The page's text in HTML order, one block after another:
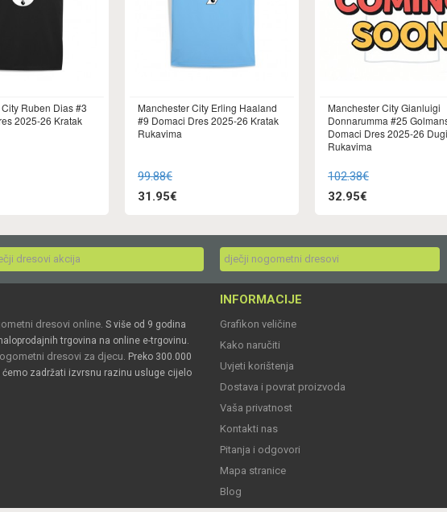
Ruben Dias #3
2025-26 Kratak
Manchester City Erling Haaland
#9 Domaci Dres 2025-26 Kratak
Rukavima
99.88€
31.95€
Manchester City Gianluigi
Donnarumma #25
Domaci Dres 2025-26
Rukavima
102.38€
32.95€
dresovi akcija dječji nogometni dresovi
dresovi online. S više od 9 godina
trgovina na online e-trgovinu.
dresovi za djecu. Preko 300.000
ćemo zadržati izvrsnu razinu usluge cijelo
INFORMACIJE
Grafikon veličine
Kako naručiti
Uvjeti korištenja
Dostava i povrat proizvoda
Vaša privatnost
Kontakti nas
Pitanja i odgovori
Mapa stranice
Blog